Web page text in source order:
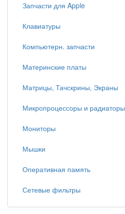
Запчасти для Apple
Клавиатуры
Компьютерн. запчасти
Материнские платы
Матрицы, Тачскрины, Экраны
Микропроцессоры и радиаторы
Мониторы
Мышки
Оперативная память
Сетевые фильтры